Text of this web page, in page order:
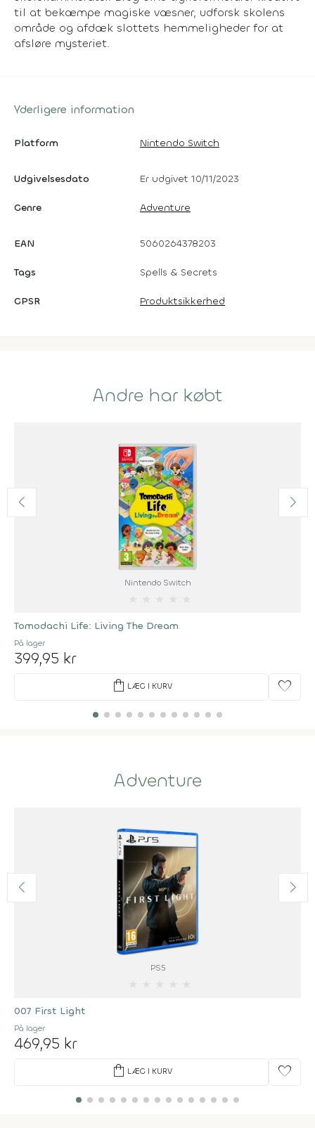
til at bekæmpe magiske væsner, udforsk skolens
område og afdæk slottets hemmeligheder for at
afsløre mysteriet.
Yderligere information
Platform Nintendo Switch
Udgivelsesdato Er udgivet 10/11/2023
Genre Adventure
EAN 5060264378203
Tags Spells & Secrets
GPSR Produktsikkerhed
Andre har købt
Nintendo Switch
Tomodachi Life: Living The Dream
På lager
399,95 kr
shopping_bag LÆG I KURV favorite
Adventure
PS5
007 First Light
På lager
469,95 kr
shopping_bag LÆG I KURV favorite